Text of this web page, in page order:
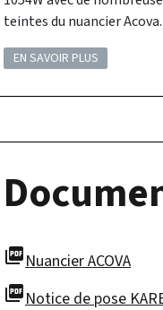
teintes du nuancier Acova.
EN SAVOIR PLUS
picture_as_pdfNuancier ACOVA
picture_as_pdfNotice de pose